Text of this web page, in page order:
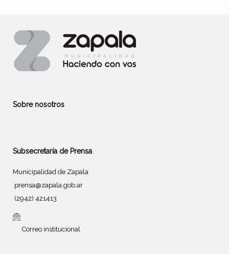
Sobre nosotros
Subsecretaría de Prensa
Municipalidad de Zapala
prensa@zapala.gob.ar
(2942) 421413
Correo institucional